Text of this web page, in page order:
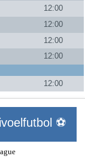
12:00
12:00
12:00
12:00
12:00
⚽